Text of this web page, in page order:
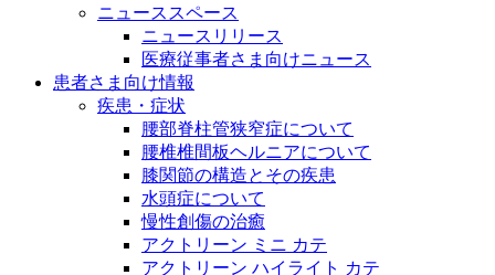
ニューススペース
ニュースリリース
医療従事者さま向けニュース
患者さま向け情報
疾患・症状
腰部脊柱管狭窄症について
腰椎椎間板ヘルニアについて
膝関節の構造とその疾患
水頭症について
慢性創傷の治癒
アクトリーン ミニ カテ
アクトリーン ハイライト カテ